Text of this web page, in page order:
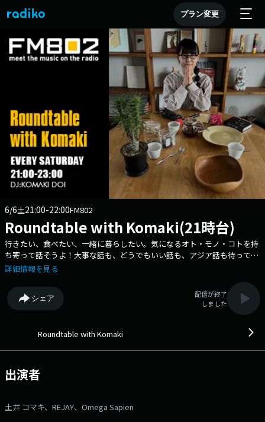
プラン変更
6/6土21:00-22:00FM802
Roundtable with Komaki(21時台)
行きたい、食べたい、一緒に暮らしたい。気になるオト・モノ・コトを持
ち寄って話そうよ！大事な話も、どうでもいい話も、アジア話も待ってま
す。 ⇒番組HPはコチラ ⇒リクエスト・メッセージはコチラ
「@fm802_pr」 ⇒facebookページはコチラ
詳細情報を見る
シェア
配信が終了
しました
Roundtable with Komaki
出演者
土井 コマキ、REJAY、Omega Sapien